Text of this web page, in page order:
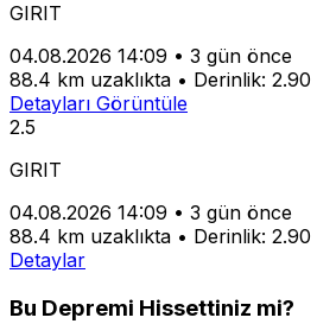
GIRIT
04.08.2026 14:09 • 3 gün önce
88.4 km uzaklıkta • Derinlik: 2.90
Detayları Görüntüle
2.5
GIRIT
04.08.2026 14:09 • 3 gün önce
88.4 km uzaklıkta • Derinlik: 2.90
Detaylar
Bu Depremi Hissettiniz mi?